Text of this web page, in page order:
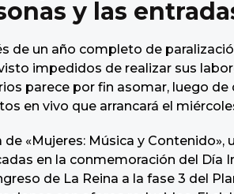
y las
de un año completo de
impedidos de realizar sus
parece por fin asomar, luego
en vivo que arrancará el
de «Mujeres: Música y
en la conmemoración del Día
de La Reina a la fase 3 del